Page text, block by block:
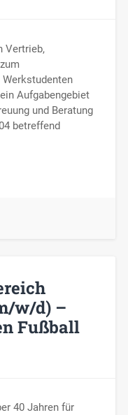
Vertrieb,
Aufgabengebiet
und Beratung
betreffend
w/d) –
Fußball
40 Jahren für